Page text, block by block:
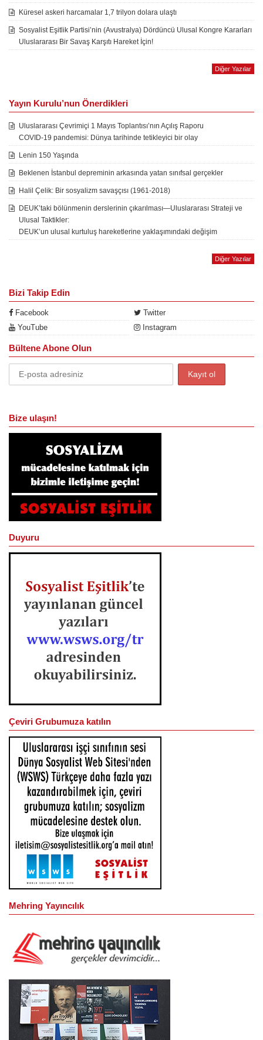
Küresel askeri harcamalar 1,7 trilyon dolara ulaştı
Sosyalist Eşitlik Partisi’nin (Avustralya) Dördüncü Ulusal Kongre Kararları
Uluslararası Bir Savaş Karşıtı Hareket İçin!
Diğer Yazılar
Yayın Kurulu’nun Önerdikleri
Uluslararası Çevrimiçi 1 Mayıs Toplantısı’nın Açılış Raporu
COVID-19 pandemisi: Dünya tarihinde tetikleyici bir olay
Lenin 150 Yaşında
Beklenen İstanbul depreminin arkasında yatan sınıfsal gerçekler
Halil Çelik: Bir sosyalizm savaşçısı (1961-2018)
DEUK’taki bölünmenin derslerinin çıkarılması—Uluslararası Strateji ve
Ulusal Taktikler:
DEUK’un ulusal kurtuluş hareketlerine yaklaşımındaki değişim
Diğer Yazılar
Bizi Takip Edin
Facebook
Twitter
YouTube
Instagram
Bültene Abone Olun
Bize ulaşın!
Duyuru
Çeviri Grubumuza katılın
Mehring Yayıncılık